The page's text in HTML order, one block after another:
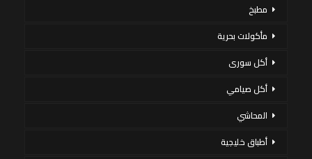
مطبخ
مأكولات بحرية
أكل سورى
أكل صيامي
المحاشي
أطباق خليجية